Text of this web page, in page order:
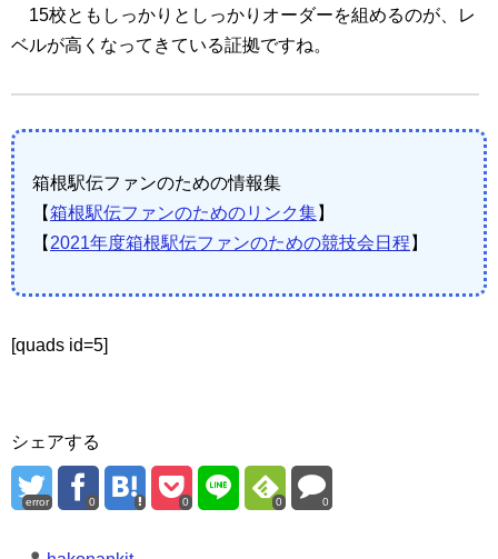
15校ともしっかりとしっかりオーダーを組めるのが、レ
ベルが高くなってきている証拠ですね。
箱根駅伝ファンのための情報集
【箱根駅伝ファンのためのリンク集】
【 2021年度箱根駅伝ファンのための競技会日程 】
[quads id=5]
シェアする
error 0 0 0 0